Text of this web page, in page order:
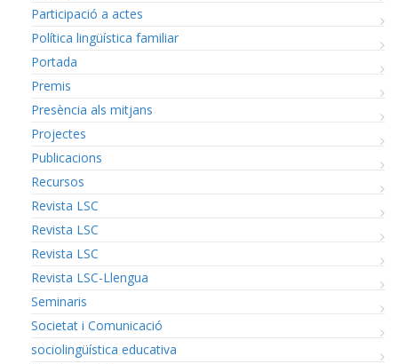
Participació a actes
Política lingüística familiar
Portada
Premis
Presència als mitjans
Projectes
Publicacions
Recursos
Revista LSC
Revista LSC
Revista LSC
Revista LSC-Llengua
Seminaris
Societat i Comunicació
sociolingüística educativa